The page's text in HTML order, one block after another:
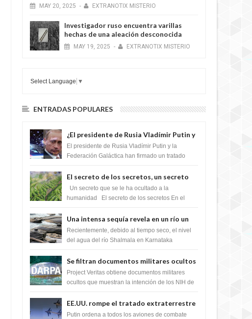
MAY 20, 2025 - EXTRANOTIX MISTERIO
Investigador ruso encuentra varillas
hechas de una aleación desconocida
MAY 19, 2025 - EXTRANOTIX MISTERIO
Select Language ▼
ENTRADAS POPULARES
¿El presidente de Rusia Vladímir Putin y
la Federación Galactica han firmado un
tratado para acabar con los Sionistas?
El presidente de Rusia Vladímir Putin y la
Federación Galáctica han firmado un tratado
Si...
El secreto de los secretos, un secreto
que cambiaría por completo el destino
de la humanidad
Un secreto que se le ha ocultado a la
humanidad El secreto de los secretos En el
m...
Una intensa sequía revela en un río un
impresionante hallazgo de miles de
Shiva Lingas
Recientemente, debido al tiempo seco, el nivel
del agua del río Shalmala en Karnataka
Shiv...
Se filtran documentos militares ocultos
que muestran la intención de los NIH de
crear el SARS-CoV-2, utilizando la
Project Veritas obtiene documentos militares
ocultos que muestran la intención de los NIH de
EE.UU. rompe el tratado extraterrestre
y se prepara para destruir el misterioso
Putin ordena a todos los aviones de combate